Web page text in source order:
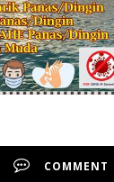
COMMENT